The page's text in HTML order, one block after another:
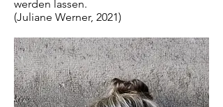
werden lassen.
(Juliane Werner, 2021)